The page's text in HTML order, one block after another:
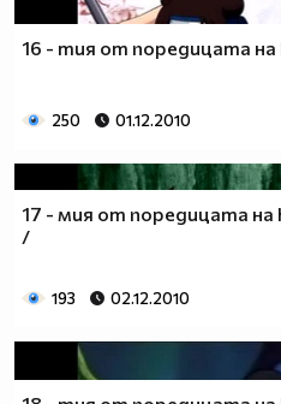
16 - тия от поредицата
250 01.12.2010
17 - мия от поредицата
/
193 02.12.2010